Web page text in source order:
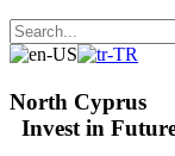
North Cyprus
Invest in